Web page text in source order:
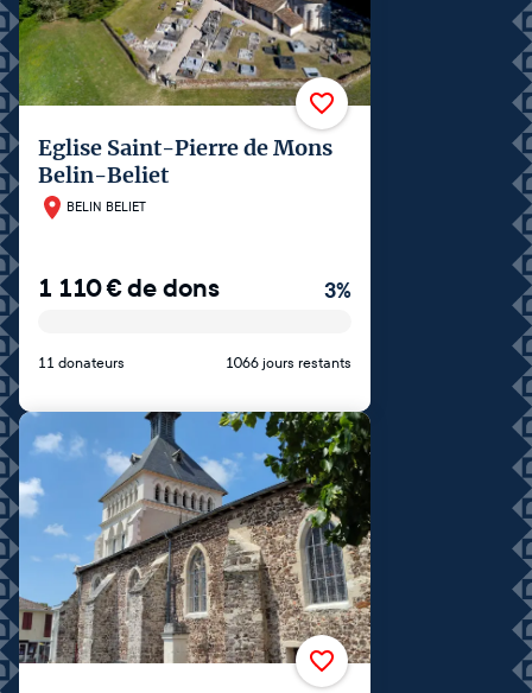
Eglise Saint-Pierre de Mons
Belin-Beliet
BELIN BELIET
1 110€de dons 3%
11 donateurs 1066 jours restants